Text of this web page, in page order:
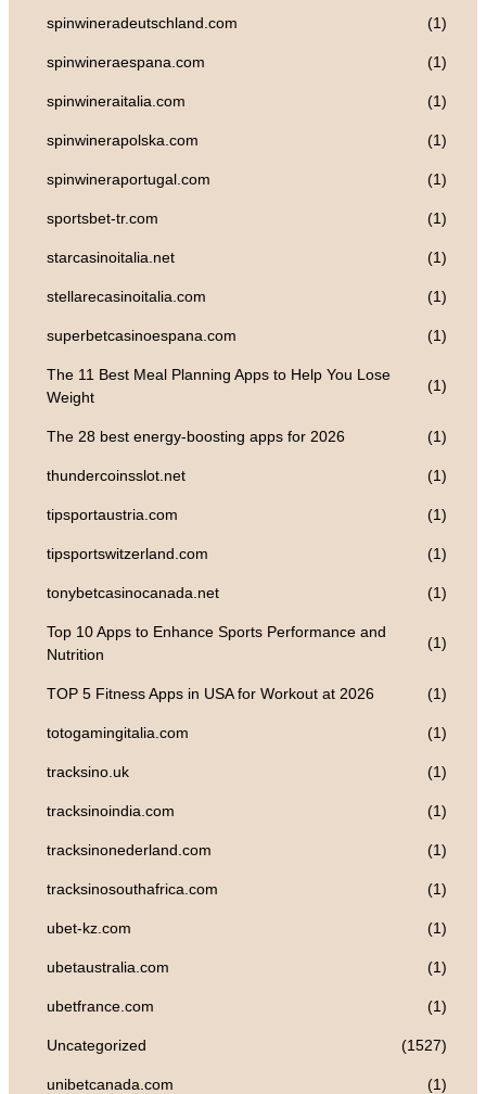
spinwineradeutschland.com (1)
spinwineraespana.com (1)
spinwineraitalia.com (1)
spinwinerapolska.com (1)
spinwineraportugal.com (1)
sportsbet-tr.com (1)
starcasinoitalia.net (1)
stellarecasinoitalia.com (1)
superbetcasinoespana.com (1)
The 11 Best Meal Planning Apps to Help You Lose
Weight
(1)
The 28 best energy-boosting apps for 2026 (1)
thundercoinsslot.net (1)
tipsportaustria.com (1)
tipsportswitzerland.com (1)
tonybetcasinocanada.net (1)
Top 10 Apps to Enhance Sports Performance and
Nutrition
(1)
TOP 5 Fitness Apps in USA for Workout at 2026 (1)
totogamingitalia.com (1)
tracksino.uk (1)
tracksinoindia.com (1)
tracksinonederland.com (1)
tracksinosouthafrica.com (1)
ubet-kz.com (1)
ubetaustralia.com (1)
ubetfrance.com (1)
Uncategorized (1527)
unibetcanada.com (1)